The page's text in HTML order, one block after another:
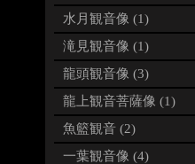
水月観音像 (1)
滝見観音像 (1)
龍頭観音像 (3)
龍上観音菩薩像 (1)
魚籃観音 (2)
一葉観音像 (4)